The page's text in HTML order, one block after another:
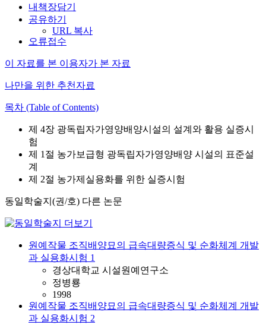
내책장담기
공유하기
URL 복사
오류접수
이 자료를 본 이용자가 본 자료
나만을 위한 추천자료
목차 (Table of Contents)
제 4장 광독립자가영양배양시설의 설계와 활용 실증시
험
제 1절 농가보급형 광독립자가영양배양 시설의 표준설
계
제 2절 농가제실용화를 위한 실증시험
동일학술지(권/호) 다른 논문
원예작물 조직배양묘의 급속대량증식 및 순화체계 개발
과 실용화시험 1
경상대학교 시설원예연구소
정병룡
1998
원예작물 조직배양묘의 급속대량증식 및 순화체계 개발
과 실용화시험 2